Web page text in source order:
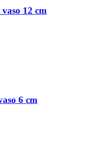
12 cm
6 cm